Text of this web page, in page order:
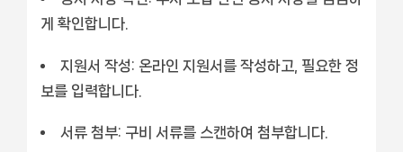
게 확인합니다.
지원서 작성: 온라인 지원서를 작성하고, 필요한 정
보를 입력합니다.
서류 첨부: 구비 서류를 스캔하여 첨부합니다.